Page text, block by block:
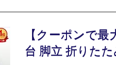
【クーポンで最
台 脚立 折りた